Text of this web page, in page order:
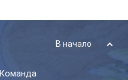
В начало
Команда